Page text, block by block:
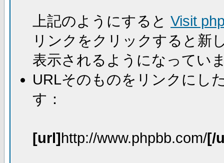
上記のようにすると Visit
リンクをクリックすると新
表示されるようになってい
URLそのものをリンクにし
す：
[url]http://www.phpbb.com/[/